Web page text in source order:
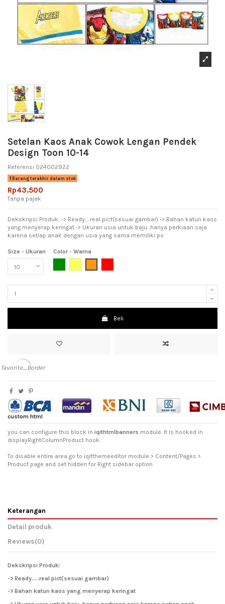
Setelan Kaos Anak Cowok Lengan Pendek
Design Toon 10-14
Referensi 024002922
Barang terakhir dalam stok
Rp43.500
Tanpa pajak
Dekskripsi Produk: -> Ready.....real pict(sesuai gambar) -> Bahan katun kaos
yang menyerap keringat -> Ukuran usia untuk baju hanya perkiaan saja
karena setiap anak dengan usia yang sama memiliki po
Size - Ukuran
Color - Warna
Beli
favorite_border
custom html
you can configure this block in iqithtmlbanners module. It is hooked in
displayRightColumnProduct hook.
To disable entire area go to iqitthemeeditor module > Content/Pages >
Product page and set hidden for Right sidebar option
Keterangan
Detail produk
Reviews(0)
Dekskripsi Produk:
-> Ready.....real pict(sesuai gambar)
-> Bahan katun kaos yang menyerap keringat